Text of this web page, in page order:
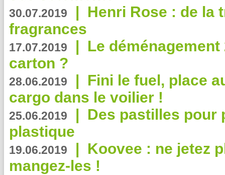
30.07.2019 | Henri Rose : de la
fragrances
17.07.2019 | Le
carton ?
28.06.2019 | Fini le fuel, place
cargo dans le voilier !
25.06.2019 | Des pastilles pour
plastique
19.06.2019 | Koovee : ne jetez
mangez-les !